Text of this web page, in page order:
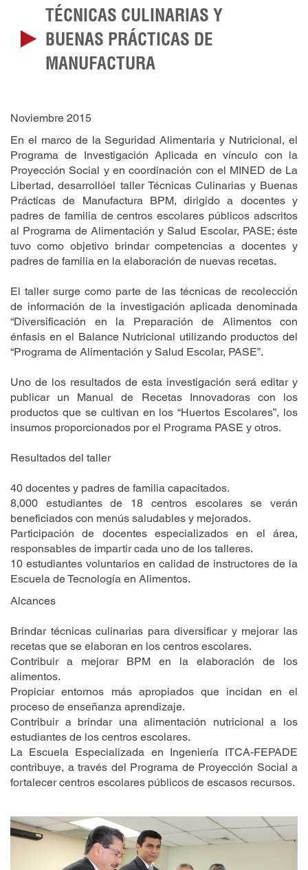
TÉCNICAS CULINARIAS Y
BUENAS PRÁCTICAS DE
MANUFACTURA
Noviembre 2015
En el marco de la Seguridad Alimentaria y Nutricional, el
Programa de Investigación Aplicada en vínculo con la
Proyección Social y en coordinación con el MINED de La
Libertad, desarrollóel taller Técnicas Culinarias y Buenas
Prácticas de Manufactura BPM, dirigido a docentes y
padres de familia de centros escolares públicos adscritos
al Programa de Alimentación y Salud Escolar, PASE; éste
tuvo como objetivo brindar competencias a docentes y
padres de familia en la elaboración de nuevas recetas.
El taller surge como parte de las técnicas de recolección
de información de la investigación aplicada denominada
“Diversificación en la Preparación de Alimentos con
énfasis en el Balance Nutricional utilizando productos del
“Programa de Alimentación y Salud Escolar, PASE”.
Uno de los resultados de esta investigación será editar y
publicar un Manual de Recetas Innovadoras con los
productos que se cultivan en los “Huertos Escolares”, los
insumos proporcionados por el Programa PASE y otros.
Resultados del taller
40 docentes y padres de familia capacitados.
8,000 estudiantes de 18 centros escolares se verán
beneficiados con menús saludables y mejorados.
Participación de docentes especializados en el área,
responsables de impartir cada uno de los talleres.
10 estudiantes voluntarios en calidad de instructores de la
Escuela de Tecnología en Alimentos.
Alcances
Brindar técnicas culinarias para diversificar y mejorar las
recetas que se elaboran en los centros escolares.
Contribuir a mejorar BPM en la elaboración de los
alimentos.
Propiciar entornos más apropiados que incidan en el
proceso de enseñanza aprendizaje.
Contribuir a brindar una alimentación nutricional a los
estudiantes de los centros escolares.
La Escuela Especializada en Ingeniería ITCA-FEPADE
contribuye, a través del Programa de Proyección Social a
fortalecer centros escolares públicos de escasos recursos.